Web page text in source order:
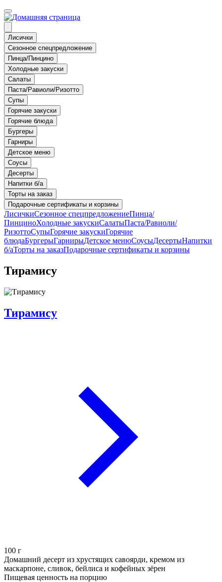
Лисички
Сезонное спецпредложение
Пинца/Пинцино
Холодные закуски
Салаты
Паста/Равиоли/Ризотто
Супы
Горячие закуски
Горячие блюда
Бургеры
Гарниры
Детское меню
Соусы
Десерты
Напитки б/а
Торты на заказ
Подарочные сертификаты и корзины
ЛисичкиСезонное спецпредложениеПинца/
ПинциноХолодные закускиСалатыПаста/Равиоли/
РизоттоСупыГорячие закускиГорячие
блюдаБургерыГарнирыДетское менюСоусыДесертыНапитки
б/аТорты на заказПодарочные сертификаты и корзины
Тирамису
Тирамису
100 г
Домашний десерт из хрустящих савоярди, кремом из
маскарпоне, сливок, бейлиса и кофейных зёрен
Пищевая ценность на порцию